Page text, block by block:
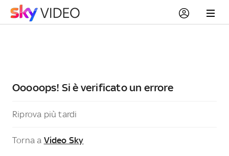
Ooooops! Si è verificato un errore
Riprova più tardi
Torna a Video Sky